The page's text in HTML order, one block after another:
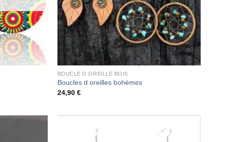
BOUCLE D OREILLE BOIS
Boucles d oreilles bohèmes
24,90 €